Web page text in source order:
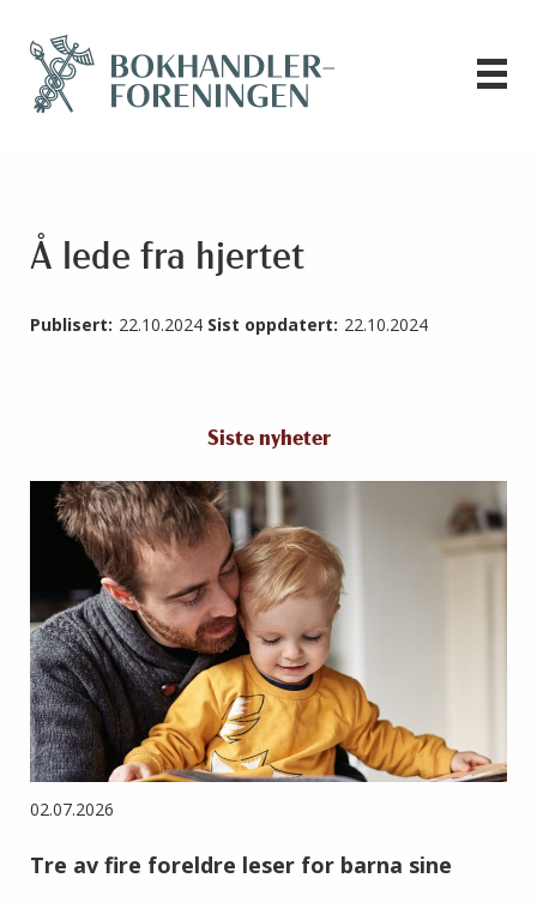
Å lede fra hjertet
Publisert: 22.10.2024 Sist oppdatert: 22.10.2024
Siste nyheter
02.07.2026
Tre av fire foreldre leser for barna sine